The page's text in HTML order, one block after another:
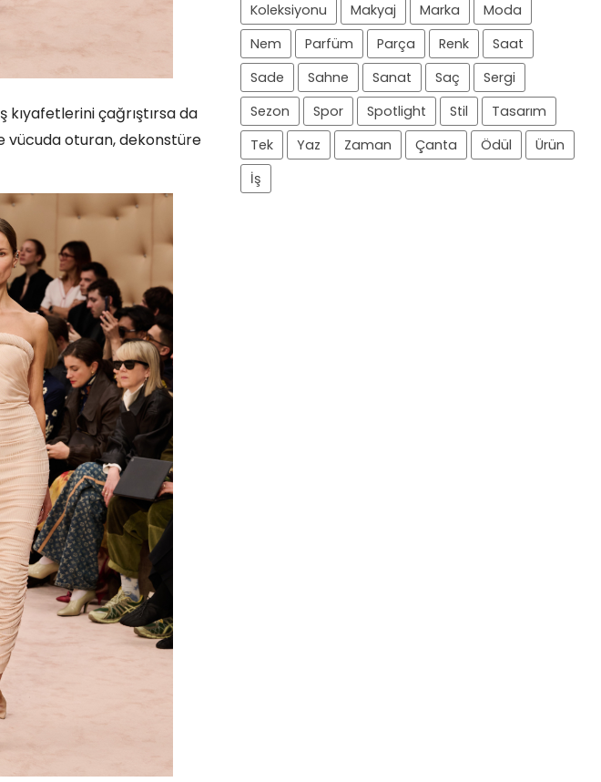
çağrıştırsa da
vücuda oturan, dekonstüre
Koleksiyonu
Makyaj Marka
Moda
Nem
Parfüm Parça Renk
Saat
Sade
Sahne Sanat Saç
Sergi
Sezon
Spor Spotlight Stil
Tasarım
Tek
Yaz Zaman Çanta Ödül
Ürün
İş